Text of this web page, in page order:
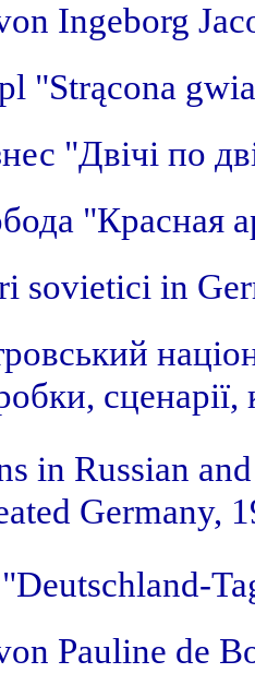
Ingeborg
"Strącona
"Двічі по
"Красная
sovietici in
in Russian
Germany,
Pauline de